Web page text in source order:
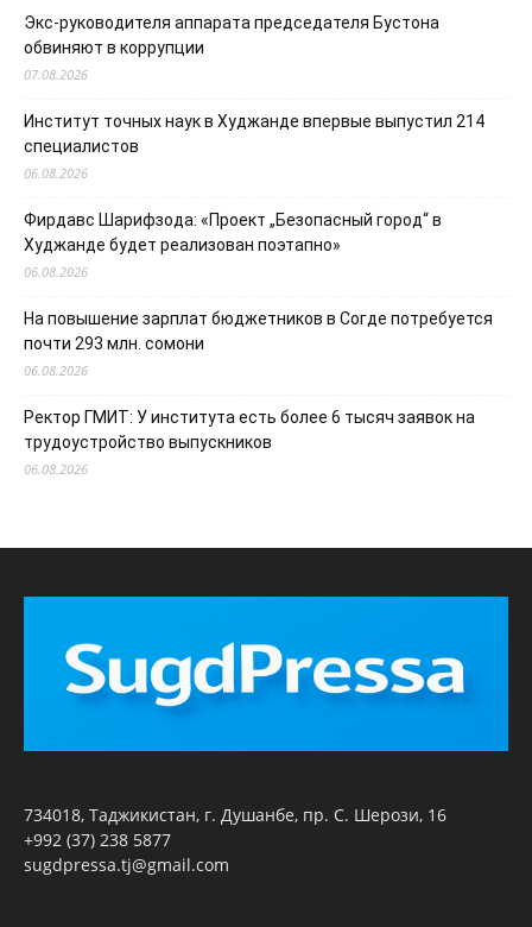
Экс-руководителя аппарата председателя Бустона
обвиняют в коррупции
07.08.2026
Институт точных наук в Худжанде впервые выпустил 214
специалистов
06.08.2026
Фирдавс Шарифзода: «Проект „Безопасный город“ в
Худжанде будет реализован поэтапно»
06.08.2026
На повышение зарплат бюджетников в Согде потребуется
почти 293 млн. сомони
06.08.2026
Ректор ГМИТ: У института есть более 6 тысяч заявок на
трудоустройство выпускников
06.08.2026
734018, Таджикистан, г. Душанбе, пр. С. Шерози, 16
+992 (37) 238 5877
sugdpressa.tj@gmail.com